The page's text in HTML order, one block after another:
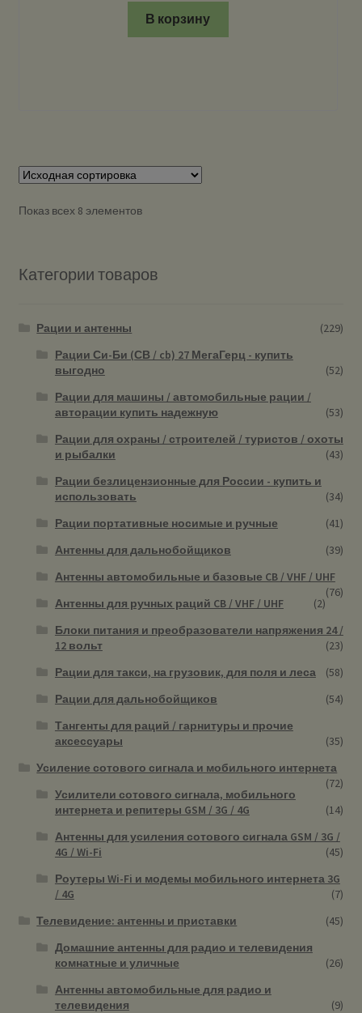
В корзину
Показ всех 8 элементов
Категории товаров
Рации и антенны
(229)
Рации Си-Би (СВ / cb) 27 МегаГерц - купить
выгодно
(52)
Рации для машины / автомобильные рации /
авторации купить надежную
(53)
Рации для охраны / строителей / туристов / охоты
и рыбалки
(43)
Рации безлицензионные для России - купить и
использовать
(34)
Рации портативные носимые и ручные
(41)
Антенны для дальнобойщиков
(39)
Антенны автомобильные и базовые CB / VHF / UHF
(76)
Антенны для ручных раций CB / VHF / UHF
(2)
Блоки питания и преобразователи напряжения 24 /
12 вольт
(23)
Рации для такси, на грузовик, для поля и леса
(58)
Рации для дальнобойщиков
(54)
Тангенты для раций / гарнитуры и прочие
аксессуары
(35)
Усиление сотового сигнала и мобильного интернета
(72)
Усилители сотового сигнала, мобильного
интернета и репитеры GSM / 3G / 4G
(14)
Антенны для усиления сотового сигнала GSM / 3G /
4G / Wi-Fi
(45)
Роутеры Wi-Fi и модемы мобильного интернета 3G
/ 4G
(7)
Телевидение: антенны и приставки
(45)
Домашние антенны для радио и телевидения
комнатные и уличные
(26)
Антенны автомобильные для радио и
телевидения
(9)